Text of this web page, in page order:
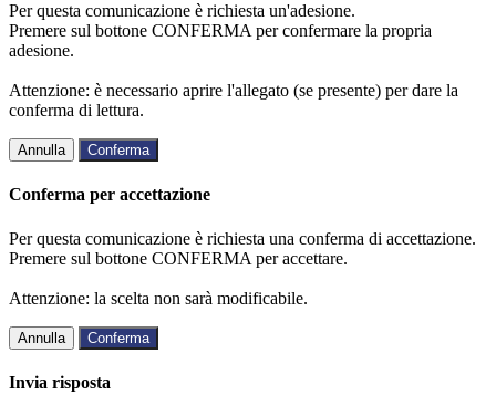
Per questa comunicazione è richiesta un'adesione.
Premere sul bottone CONFERMA per confermare la propria
adesione.
Attenzione: è necessario aprire l'allegato (se presente) per dare la
conferma di lettura.
Annulla Conferma
Conferma per accettazione
Per questa comunicazione è richiesta una conferma di accettazione.
Premere sul bottone CONFERMA per accettare.
Attenzione: la scelta non sarà modificabile.
Annulla Conferma
Invia risposta